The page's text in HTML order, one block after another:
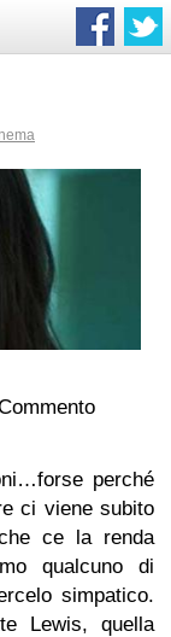
perché
ci viene subito
ce la renda
qualcuno di
simpatico.
Lewis, quella